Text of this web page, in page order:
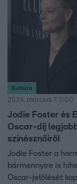
meglepetéssel
videónkból.
Kultúra
2024. március 7. 5:00
Jodie Foster és
Oscar-díj
színésznőiről
Jodie Foster a
bármennyire is
Oscar-jelölését